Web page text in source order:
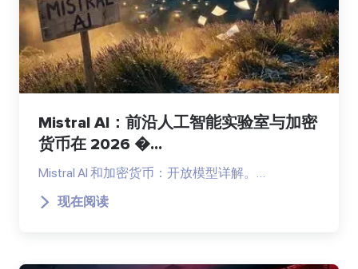
Mistral AI：前沿人工智能实验室与加密
货币在 2026 �...
Mistral AI 和加密货币：开放模型详解。…
现在阅读